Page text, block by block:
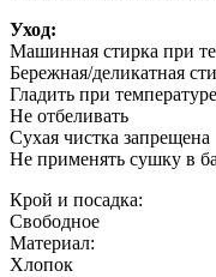
Уход:
Машинная стирка при
Бережная/деликатная
Гладить при
Не отбеливать
Сухая чистка запрещена
Не применять сушку в
Крой и посадка:
Свободное
Материал:
Хлопок